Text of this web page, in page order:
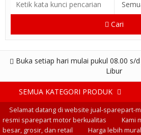
Cari
Buka setiap hari mulai pukul 08.00 s/
Libur
SEMUA KATEGORI PRODUK
Selamat datang di website jual-sparepart-
resmi sparepart motor berkualitas
Kami
besar, grosir, dan retail
Harga lebih